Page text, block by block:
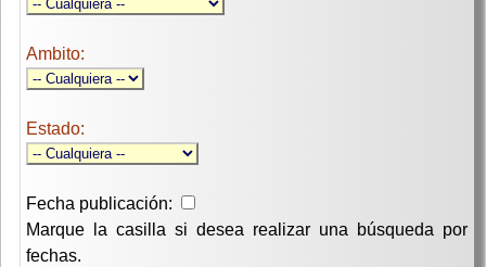
Ambito:
Estado:
Fecha publicación:
Marque la casilla si desea realizar una búsqueda por
fechas.